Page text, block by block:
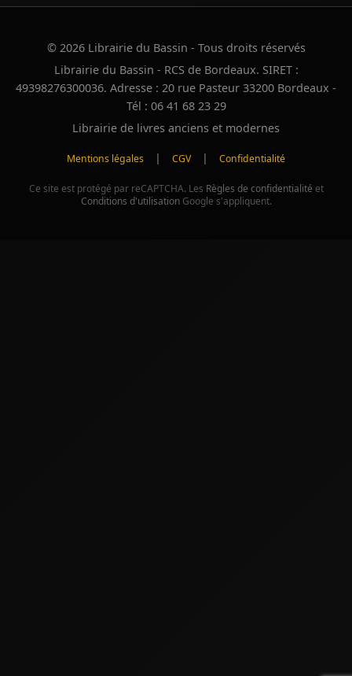
© 2026 Librairie du Bassin - Tous droits réservés
Librairie du Bassin - RCS de Bordeaux. SIRET :
49398276300036. Adresse : 20 rue Pasteur 33200 Bordeaux -
Tél : 06 41 68 23 29
Librairie de livres anciens et modernes
Mentions légales | CGV | Confidentialité
Ce site est protégé par reCAPTCHA. Les Règles de confidentialité et
Conditions d'utilisationGoogle s'appliquent.